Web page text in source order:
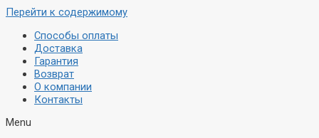
Перейти к содержимому
Способы оплаты
Доставка
Гарантия
Возврат
О компании
Контакты
Menu